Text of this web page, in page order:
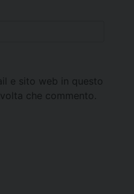
e sito web in questo
che commento.